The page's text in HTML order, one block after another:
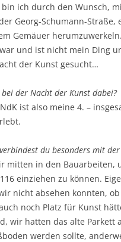
bin ich durch den Wunsch,
Georg-Schumann-
Gemäuer
und ist nicht mein Ding
der Kunst gesucht…
der Nacht der Kunst dabei?
ist also meine 4. –
du besonders mit
mitten in den Bauarbeiten,
einziehen zu können.
nicht absehen konnten,
noch Platz für Kunst
wir hatten das alte Parkett
werden sollte,